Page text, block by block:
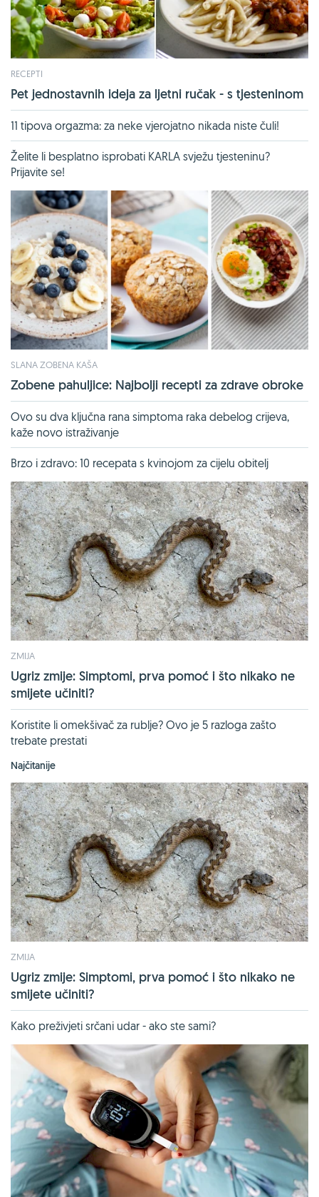
RECEPTI
Pet jednostavnih ideja za ljetni ručak - s tjesteninom
11 tipova orgazma: za neke vjerojatno nikada niste čuli!
Želite li besplatno isprobati KARLA svježu tjesteninu?
Prijavite se!
SLANA ZOBENA KAŠA
Zobene pahuljice: Najbolji recepti za zdrave obroke
Ovo su dva ključna rana simptoma raka debelog crijeva,
kaže novo istraživanje
Brzo i zdravo: 10 recepata s kvinojom za cijelu obitelj
ZMIJA
Ugriz zmije: Simptomi, prva pomoć i što nikako ne
smijete učiniti?
Koristite li omekšivač za rublje? Ovo je 5 razloga zašto
trebate prestati
Najčitanije
ZMIJA
Ugriz zmije: Simptomi, prva pomoć i što nikako ne
smijete učiniti?
Kako preživjeti srčani udar - ako ste sami?